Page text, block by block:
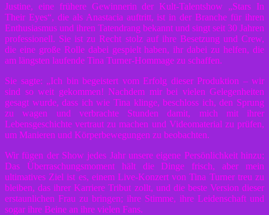
Justine, eine frühere Gewinnerin der Kult-Talentshow „Stars In
Their Eyes“, die als Anastacia auftritt, ist in der Branche für ihren
Enthusiasmus und ihren Tatendrang bekannt und singt seit 30 Jahren
professionell. Sie ist zu Recht stolz auf ihre Besetzung und Crew,
die eine große Rolle dabei gespielt haben, ihr dabei zu helfen, die
am längsten laufende Tina Turner-Hommage zu schaffen.
Sie sagte: „Ich bin begeistert vom Erfolg dieser Produktion – wir
sind so weit gekommen! Nachdem mir bei vielen Gelegenheiten
gesagt wurde, dass ich wie Tina klinge, beschloss ich, den Sprung
zu wagen und verbrachte Stunden damit, mich mit ihrer
Lebensgeschichte vertraut zu machen und Videomaterial zu prüfen,
um Manieren und Körperbewegungen zu beobachten.
Wir fügen der Show jedes Jahr unsere eigene Persönlichkeit hinzu;
Das Überraschungsmoment hält die Dinge frisch, aber mein
ultimatives Ziel ist es, einem Live-Konzert von Tina Turner treu zu
bleiben, das ihrer Karriere Tribut zollt, und die beste Version dieser
erstaunlichen Frau zu bringen; ihre Stimme, ihre Leidenschaft und
sogar ihre Beine an ihre vielen Fans.